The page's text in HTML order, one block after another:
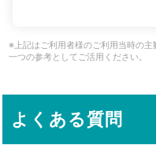
※上記はご利用者様のご利用当時の主
一つの参考としてご活用ください。
よくある質問